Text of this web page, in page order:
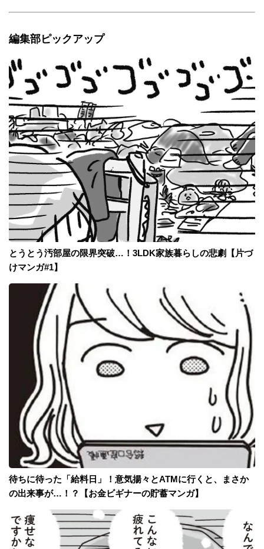
編集部ピックアップ
とうとう汚部屋の限界突破…！3LDK家族暮らしの悲劇【片づ
けマンガ#1】
待ちに待った「給料日」！意気揚々とATMに行くと、まさか
の出来事が…！？【お金ビギナーの貯蓄マンガ】